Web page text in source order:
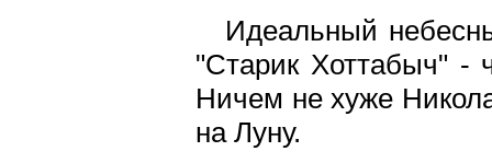
Идеальный
"Старик Хоттабыч" -
Ничем не хуже
на Луну.